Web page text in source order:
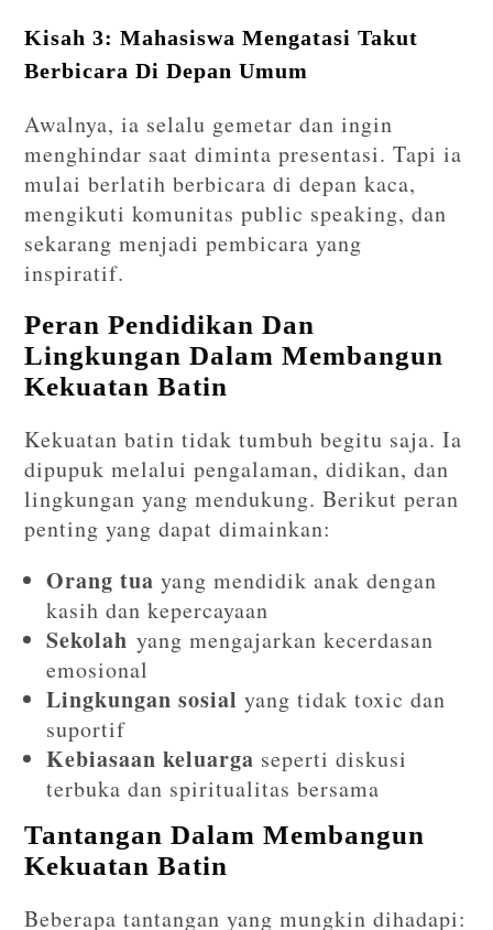
Kisah 3: Mahasiswa Mengatasi Takut
Berbicara Di Depan Umum
Awalnya, ia selalu gemetar dan ingin
menghindar saat diminta presentasi. Tapi ia
mulai berlatih berbicara di depan kaca,
mengikuti komunitas public speaking, dan
sekarang menjadi pembicara yang
inspiratif.
Peran Pendidikan Dan
Lingkungan Dalam Membangun
Kekuatan Batin
Kekuatan batin tidak tumbuh begitu saja. Ia
dipupuk melalui pengalaman, didikan, dan
lingkungan yang mendukung. Berikut peran
penting yang dapat dimainkan:
Orang tua yang mendidik anak dengan
kasih dan kepercayaan
Sekolah yang mengajarkan kecerdasan
emosional
Lingkungan sosial yang tidak toxic dan
suportif
Kebiasaan keluarga seperti diskusi
terbuka dan spiritualitas bersama
Tantangan Dalam Membangun
Kekuatan Batin
Beberapa tantangan yang mungkin dihadapi: